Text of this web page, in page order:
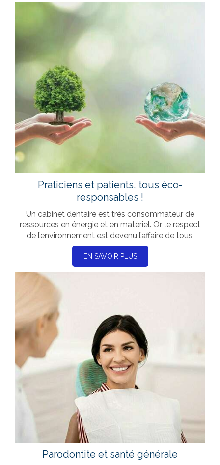
Praticiens et patients, tous éco-
responsables !
Un cabinet dentaire est très consommateur de
ressources en énergie et en matériel. Or, le respect
de l’environnement est devenu l’affaire de tous.
EN SAVOIR PLUS
Parodontite et santé générale